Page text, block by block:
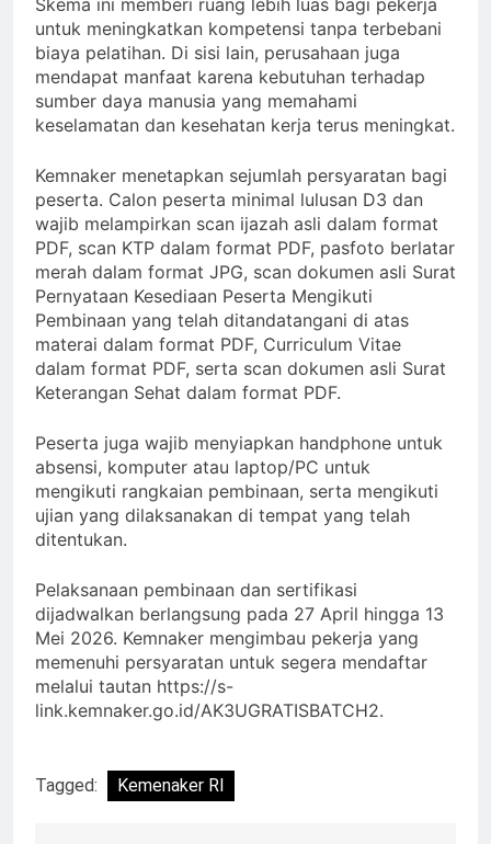
Skema ini memberi ruang lebih luas bagi pekerja
untuk meningkatkan kompetensi tanpa terbebani
biaya pelatihan. Di sisi lain, perusahaan juga
mendapat manfaat karena kebutuhan terhadap
sumber daya manusia yang memahami
keselamatan dan kesehatan kerja terus meningkat.
Kemnaker menetapkan sejumlah persyaratan bagi
peserta. Calon peserta minimal lulusan D3 dan
wajib melampirkan scan ijazah asli dalam format
PDF, scan KTP dalam format PDF, pasfoto berlatar
merah dalam format JPG, scan dokumen asli Surat
Pernyataan Kesediaan Peserta Mengikuti
Pembinaan yang telah ditandatangani di atas
materai dalam format PDF, Curriculum Vitae
dalam format PDF, serta scan dokumen asli Surat
Keterangan Sehat dalam format PDF.
Peserta juga wajib menyiapkan handphone untuk
absensi, komputer atau laptop/PC untuk
mengikuti rangkaian pembinaan, serta mengikuti
ujian yang dilaksanakan di tempat yang telah
ditentukan.
Pelaksanaan pembinaan dan sertifikasi
dijadwalkan berlangsung pada 27 April hingga 13
Mei 2026. Kemnaker mengimbau pekerja yang
memenuhi persyaratan untuk segera mendaftar
melalui tautan https://s-
link.kemnaker.go.id/AK3UGRATISBATCH2.
Tagged: Kemenaker RI